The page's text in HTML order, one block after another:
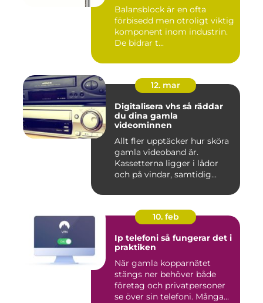
Balansblock är en ofta
förbisedd men otroligt viktig
komponent inom industrin.
De bidrar t...
12. mar
Digitalisera vhs så räddar
du dina gamla
videominnen
Allt fler upptäcker hur sköra
gamla videoband är.
Kassetterna ligger i lådor
och på vindar, samtidig...
10. feb
Ip telefoni så fungerar det i
praktiken
När gamla kopparnätet
stängs ner behöver både
företag och privatpersoner
se över sin telefoni. Många...